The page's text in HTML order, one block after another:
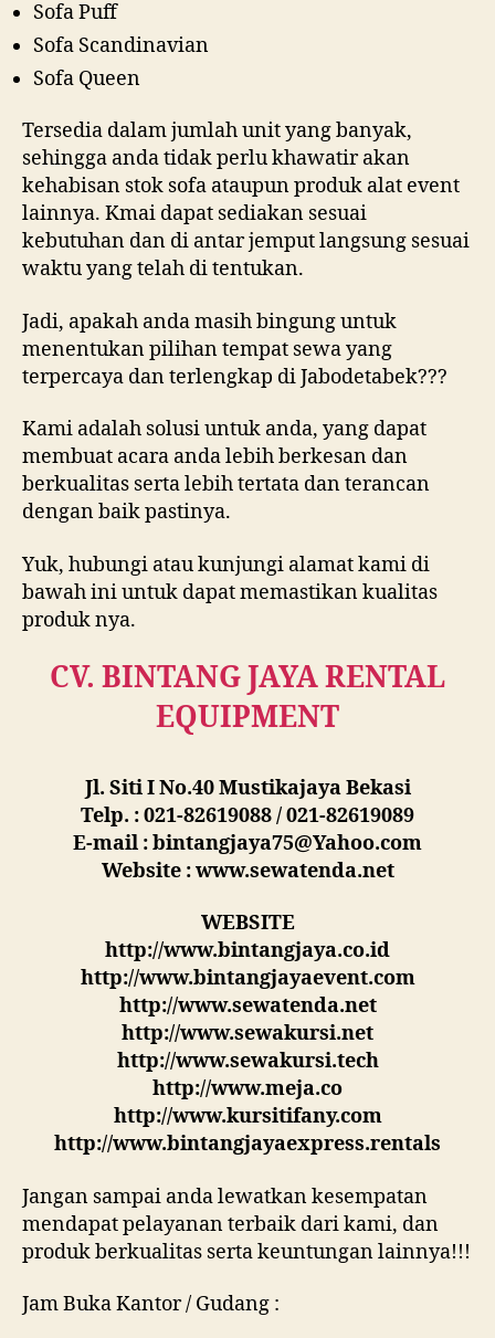
Sofa Puff
Sofa Scandinavian
Sofa Queen
Tersedia dalam jumlah unit yang banyak,
sehingga anda tidak perlu khawatir akan
kehabisan stok sofa ataupun produk alat event
lainnya. Kmai dapat sediakan sesuai
kebutuhan dan di antar jemput langsung sesuai
waktu yang telah di tentukan.
Jadi, apakah anda masih bingung untuk
menentukan pilihan tempat sewa yang
terpercaya dan terlengkap di Jabodetabek???
Kami adalah solusi untuk anda, yang dapat
membuat acara anda lebih berkesan dan
berkualitas serta lebih tertata dan terancan
dengan baik pastinya.
Yuk, hubungi atau kunjungi alamat kami di
bawah ini untuk dapat memastikan kualitas
produk nya.
CV. BINTANG JAYA RENTAL
EQUIPMENT
Jl. Siti I No.40 Mustikajaya Bekasi
Telp. : 021-82619088 / 021-82619089
E-mail : bintangjaya75@Yahoo.com
Website : www.sewatenda.net
WEBSITE
http://www.bintangjaya.co.id
http://www.bintangjayaevent.com
http://www.sewatenda.net
http://www.sewakursi.net
http://www.sewakursi.tech
http://www.meja.co
http://www.kursitifany.com
http://www.bintangjayaexpress.rentals
Jangan sampai anda lewatkan kesempatan
mendapat pelayanan terbaik dari kami, dan
produk berkualitas serta keuntungan lainnya!!!
Jam Buka Kantor / Gudang :